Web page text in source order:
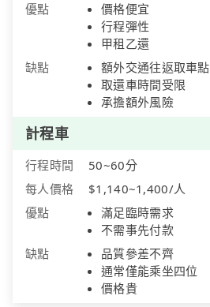
優點
價格便宜
行程彈性
甲租乙還
缺點
額外交通往返取車點
取還車時間受限
承擔額外風險
計程車
行程時間
50~60分
每人價格
$1,140~1,400/人
優點
滿足臨時需求
不需事先付款
缺點
品質參差不齊
通常僅能乘坐四位
價格貴